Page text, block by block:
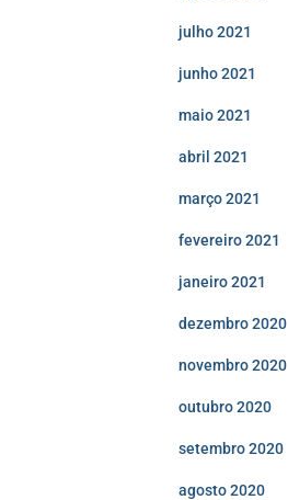
julho 2021
junho 2021
maio 2021
abril 2021
março 2021
fevereiro 2021
janeiro 2021
dezembro 2020
novembro 2020
outubro 2020
setembro 2020
agosto 2020